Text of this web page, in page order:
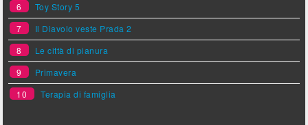
6
Toy Story 5
7
Il Diavolo veste Prada 2
8
Le città di pianura
9
Primavera
10
Terapia di famiglia